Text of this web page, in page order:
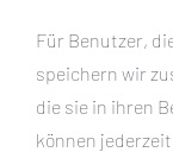
Für Benutzer,
speichern wir
die sie in ihren
können